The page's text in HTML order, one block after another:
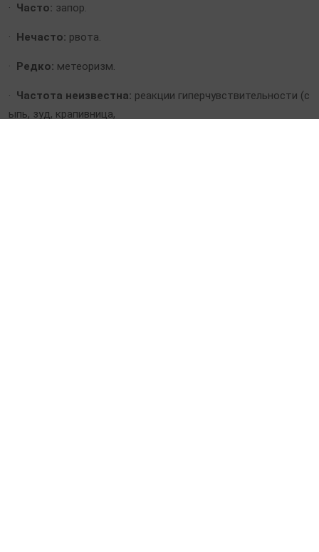
· Часто: запор.
· Нечасто: рвота.
· Редко: метеоризм.
· Частота неизвестна: реакции гиперчувствительности (с
ыпь, зуд, крапивница,